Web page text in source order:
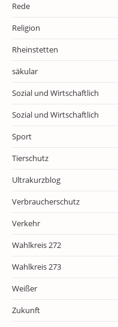
Rede
Religion
Rheinstetten
säkular
Sozial und Wirtschaftlich
Sozial und Wirtschaftlich
Sport
Tierschutz
Ultrakurzblog
Verbraucherschutz
Verkehr
Wahlkreis 272
Wahlkreis 273
Weißer
Zukunft